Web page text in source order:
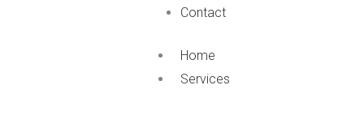
Contact
Home
Services